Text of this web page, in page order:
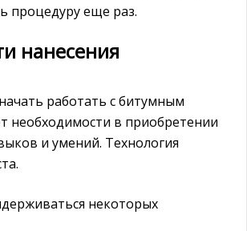
процедуру еще раз.
нанесения
работать с битумным
необходимости в приобретении
и умений. Технология
некоторых